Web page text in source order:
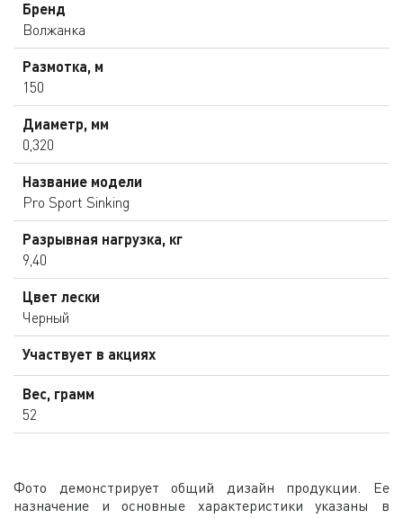
Бренд
Волжанка
Размотка, м
150
Диаметр, мм
0,320
Название модели
Pro Sport Sinking
Разрывная нагрузка, кг
9,40
Цвет лески
Черный
Участвует в акциях
Вес, грамм
52
Фото демонстрирует общий дизайн продукции. Ее
назначение и основные характеристики указаны в